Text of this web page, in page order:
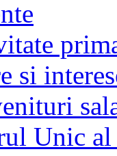
si
Unic al